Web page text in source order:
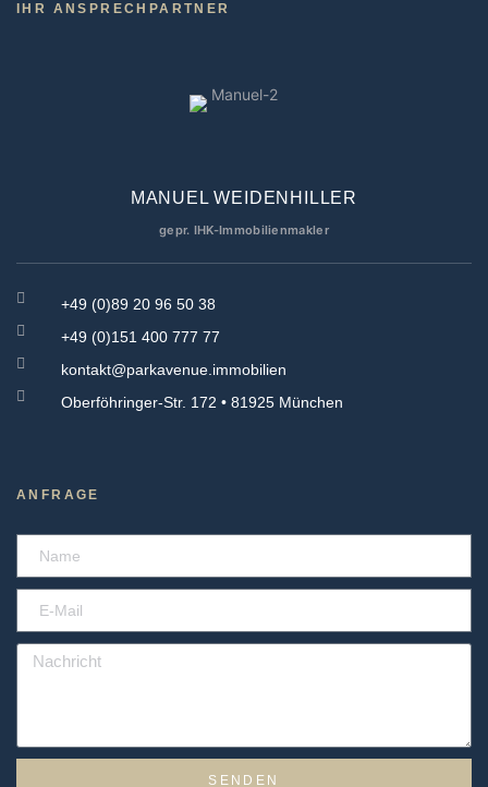
IHR ANSPRECHPARTNER
MANUEL WEIDENHILLER
gepr. IHK-Immobilienmakler
+49 (0)89 20 96 50 38
+49 (0)151 400 777 77
kontakt@parkavenue.immobilien
Oberföhringer-Str. 172 • 81925 München
ANFRAGE
SENDEN